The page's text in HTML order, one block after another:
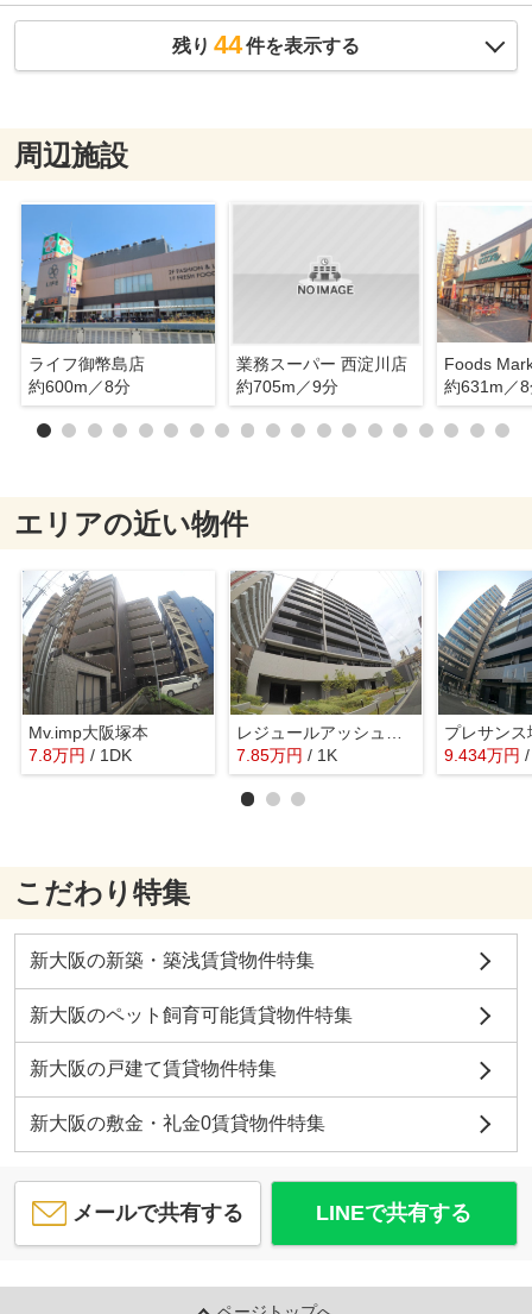
残り 44件を表示する
周辺施設
ライフ御幣島店
約600m／8分
業務スーパー 西淀川店
約705m／9分
約631m／
エリアの近い物件
Mv.imp大阪塚本
7.8万円 / 1DK
7.85万円 / 1K 9.434万円
こだわり特集
新大阪の新築・築浅賃貸物件特集
新大阪のペット飼育可能賃貸物件特集
新大阪の戸建て賃貸物件特集
新大阪の敷金・礼金0賃貸物件特集
メールで共有する LINEで共有する